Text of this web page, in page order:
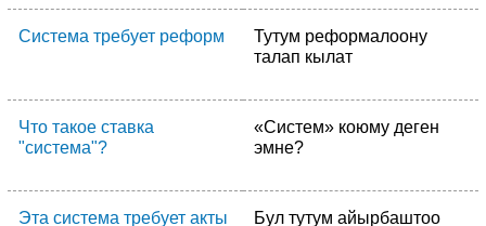
Система требует реформ
Тутум реформалоону
талап кылат
Что такое ставка
"система"?
«Систем» коюму деген
эмне?
Эта система требует акты
Бул тутум айырбаштоо